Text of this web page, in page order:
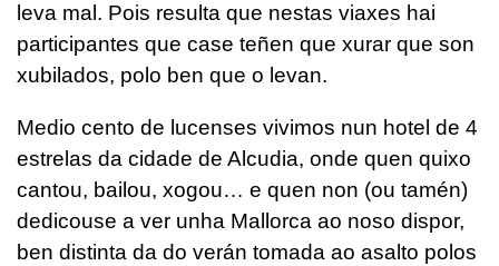
leva mal. Pois resulta que nestas viaxes hai
participantes que case teñen que xurar que son
xubilados, polo ben que o levan.
Medio cento de lucenses vivimos nun hotel de 4
estrelas da cidade de Alcudia, onde quen quixo
cantou, bailou, xogou… e quen non (ou tamén)
dedicouse a ver unha Mallorca ao noso dispor,
ben distinta da do verán tomada ao asalto polos